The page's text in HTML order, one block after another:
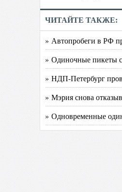
ЧИТАЙТЕ ТАКЖЕ:
» Автопробеги в РФ
» Одиночные пикеты
» НДП-Петербург
» Мэрия снова
» Одновременные